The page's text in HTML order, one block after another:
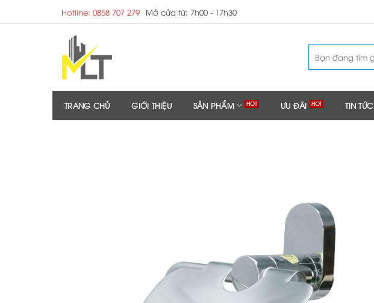
to
Hotline: 0858 707 279 Mở cửa từ: 7h00 - 17h30
kiếm:
TRANG CHỦ GIỚI THIỆU SẢN PHẨM ƯU ĐÃI TIN TỨC